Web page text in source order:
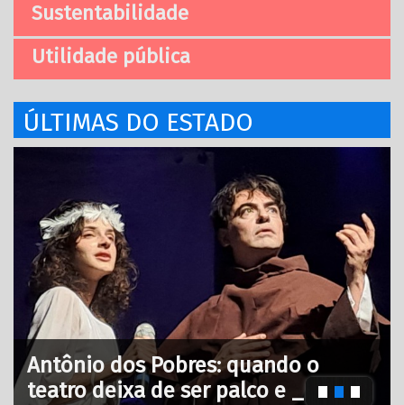
Sustentabilidade
Utilidade pública
ÚLTIMAS DO ESTADO
Antônio dos Pobres: quando o
teatro deixa de ser palco e _